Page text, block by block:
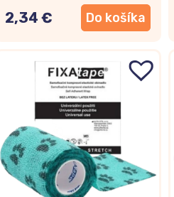
2,34 € Do košíka